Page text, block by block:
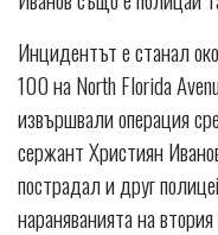
Инцидентът е станал
100 на North Florida
извършвали операция
сержант Християн
пострадал и друг
нараняванията на